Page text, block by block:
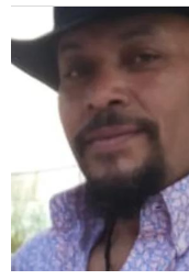
Extra +